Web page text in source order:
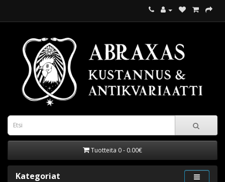
Tuotteita 0 - 0.00€
Kategoriat